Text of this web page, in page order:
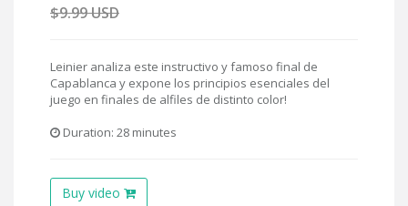
$9.99 USD
Leinier analiza este instructivo y famoso final de
Capablanca y expone los principios esenciales del
juego en finales de alfiles de distinto color!
Duration: 28 minutes
Buy video